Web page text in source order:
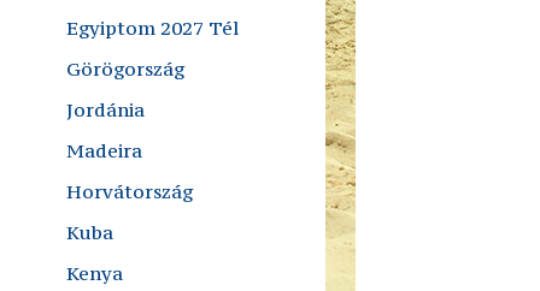
Egyiptom 2027 Tél
Görögország
Jordánia
Madeira
Horvátország
Kuba
Kenya